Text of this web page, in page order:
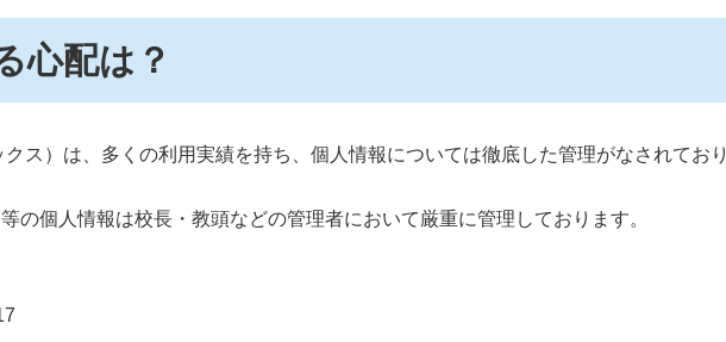
心配は？
ス）は、多くの利用実績を持ち、個人情報については徹底した管理がなされており
の個人情報は校長・教頭などの管理者において厳重に管理しております。